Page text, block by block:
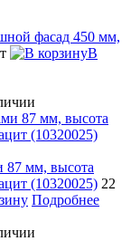
фасад 450 мм,
В
87 мм, высота
(10320025) 22
Подробнее